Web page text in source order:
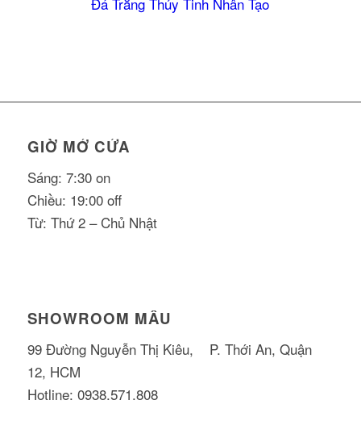
GIỜ MỞ CỬA
Sáng: 7:30 on
Chiều: 19:00 off
Từ: Thứ 2 – Chủ Nhật
SHOWROOM MẪU
99 Đường Nguyễn Thị Kiêu, P. Thới An, Quận
12, HCM
Hotline: 0938.571.808